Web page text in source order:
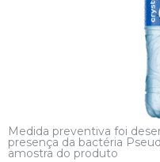
Medida preventiva foi
presença da bactéria
amostra do produto